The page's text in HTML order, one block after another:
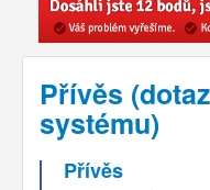
Přívěs
systému)
Přívěs